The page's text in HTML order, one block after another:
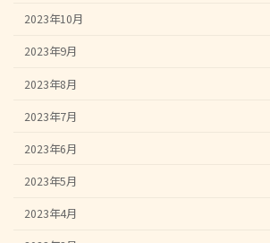
2023年10月
2023年9月
2023年8月
2023年7月
2023年6月
2023年5月
2023年4月